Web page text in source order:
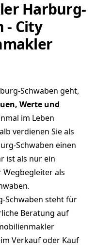
Harburg-
- City
Schwaben geht,
Werte und
im Leben
verdienen Sie als
Schwaben einen
ist als nur ein
als
Schwaben steht für
Beratung auf
Verkauf oder Kauf